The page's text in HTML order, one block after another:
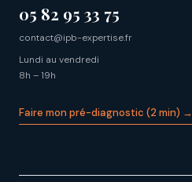
05 82 95 33 75
contact@ipb-expertise.fr
Lundi au vendredi
8h – 19h
Faire mon pré-diagnostic (2 min) →